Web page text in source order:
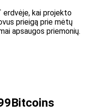
erdvėje, kai projekto
prieigą prie mėtų
apsaugos priemonių.